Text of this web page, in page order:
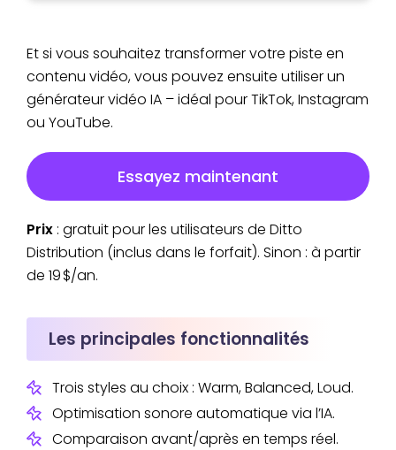
Et si vous souhaitez transformer votre piste en
contenu vidéo, vous pouvez ensuite utiliser un
générateur vidéo IA – idéal pour TikTok, Instagram
ou YouTube.
Essayez maintenant
Prix : gratuit pour les utilisateurs de Ditto
Distribution (inclus dans le forfait). Sinon : à partir
de 19 $/an.
Les principales fonctionnalités
Trois styles au choix : Warm, Balanced, Loud.
Optimisation sonore automatique via l’IA.
Comparaison avant/après en temps réel.